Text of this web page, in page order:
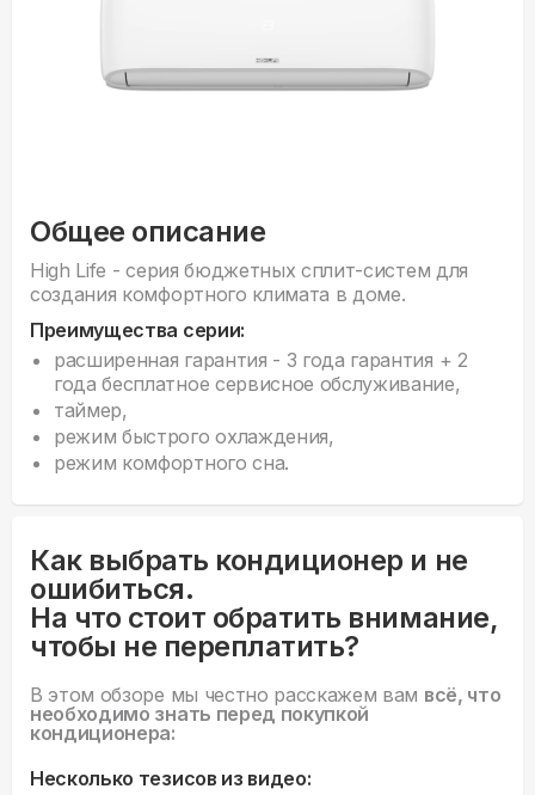
Общее описание
High Life - серия бюджетных сплит-систем для
создания комфортного климата в доме.
Преимущества серии:
расширенная гарантия - 3 года гарантия + 2
года бесплатное сервисное обслуживание,
таймер,
режим быстрого охлаждения,
режим комфортного сна.
Как выбрать кондиционер и не
ошибиться.
На что стоит обратить внимание,
чтобы не переплатить?
В этом обзоре мы честно расскажем вам всё, что
необходимо знать перед покупкой
кондиционера:
Несколько тезисов из видео: